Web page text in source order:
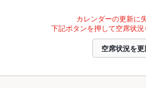
カレンダーの更新に
下記ボタンを押して空席状況
空席状況を